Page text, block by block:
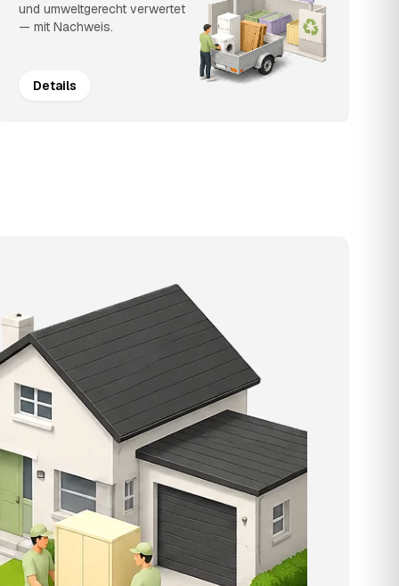
und umweltgerecht verwertet
— mit Nachweis.
Details